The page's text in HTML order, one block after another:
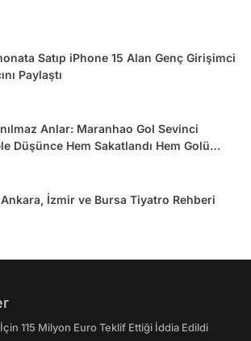
Satıp iPhone 15 Alan Genç Girişimci
Paylaştı
Anlar: Maranhao Gol Sevinci
Düşünce Hem Sakatlandı Hem Golü
İzmir ve Bursa Tiyatro Rehberi
115 Milyon Euro Teklif Ettiği İddia Edildi